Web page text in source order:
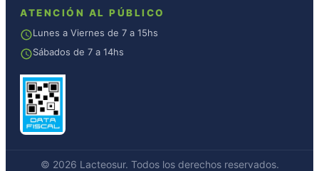
ATENCIÓN AL PÚBLICO
Lunes a Viernes de 7 a 15hs
Sábados de 7 a 14hs
© 2026 Lacteosur. Todos los derechos reservados.